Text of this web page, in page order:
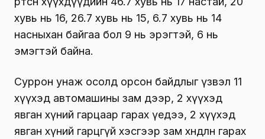
хувь нь 16, 26.7 хувь нь 15, 6.7 хувь нь 14
насныхан байгаа бол 9 нь эрэгтэй, 6 нь
эмэгтэй байна.
Суррон унаж осолд орсон байдлыг үзвэл 11
хүүхэд автомашины зам дээр, 2 хүүхэд
явган хүний гарцаар гарах үедээ, 2 хүүхэд
явган хүний гарцгүй хэсгээр зам хөндлөн гарах